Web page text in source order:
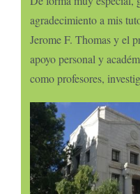
agradecimiento a mis
Jerome F. Thomas y el
apoyo personal y
como profesores,